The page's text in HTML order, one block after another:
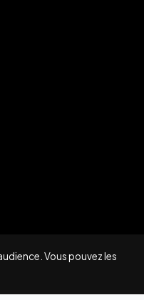
Vous pouvez les